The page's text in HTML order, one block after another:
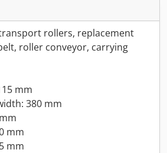
rollers, replacement
roller conveyor, carrying
mm
380 mm
mm
mm